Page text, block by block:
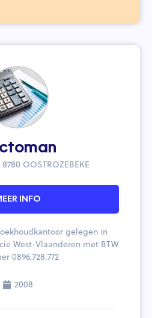
OOSTROZEBEKE
INFO
gelegen in
West-Vlaanderen met BTW
0896.728.772
2008